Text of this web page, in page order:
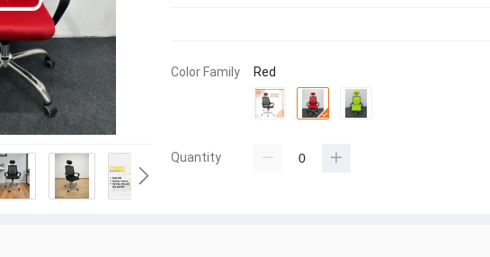
Color Family Red
Quantity